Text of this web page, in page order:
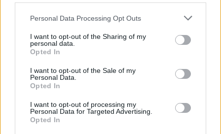
Please note that this website/app uses one or more Google
not limited to your visit or usage behaviour. You may click to
grant or deny consent to Google and its third-party tags to
use your data for below specified purposes in below Google
consent section.
Personal Data Processing Opt Outs
I want to opt-out of the Sharing of my
personal data.
Opted In
I want to opt-out of the Sale of my
Personal Data.
Opted In
I want to opt-out of processing my
Personal Data for Targeted Advertising.
Opted In
A szervezet folyadékot és ásványi anyagokat veszít, ez
növeli a görcs esélyét.